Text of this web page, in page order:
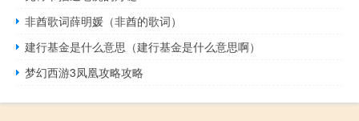
非酋歌词薛明媛（非酋的歌词）
建行基金是什么意思（建行基金是什么意思啊）
梦幻西游3凤凰攻略攻略